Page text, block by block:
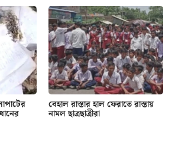
বেহাল রাস্তার হাল ফেরাতে রাস্তায়
নামল ছাত্রছাত্রীরা